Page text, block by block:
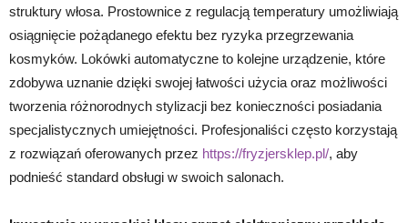
struktury włosa. Prostownice z regulacją temperatury umożliwiają
osiągnięcie pożądanego efektu bez ryzyka przegrzewania
kosmyków. Lokówki automatyczne to kolejne urządzenie, które
zdobywa uznanie dzięki swojej łatwości użycia oraz możliwości
tworzenia różnorodnych stylizacji bez konieczności posiadania
specjalistycznych umiejętności. Profesjonaliści często korzystają
z rozwiązań oferowanych przez https://fryzjersklep.pl/, aby
podnieść standard obsługi w swoich salonach.